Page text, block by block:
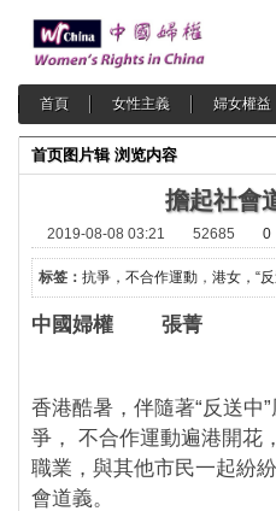
首頁 女性主義 婦女權益
首页图片辑 浏览内容
擔起社會
2019-08-08 03:21 52685 0
标签： 抗爭，不合作運動 ， 港女，“
中國婦權 張菁
香港酷暑，伴隨著“反送中
爭， 不合作運動遍港開花
職業，與其他市民一起紛
會道義。